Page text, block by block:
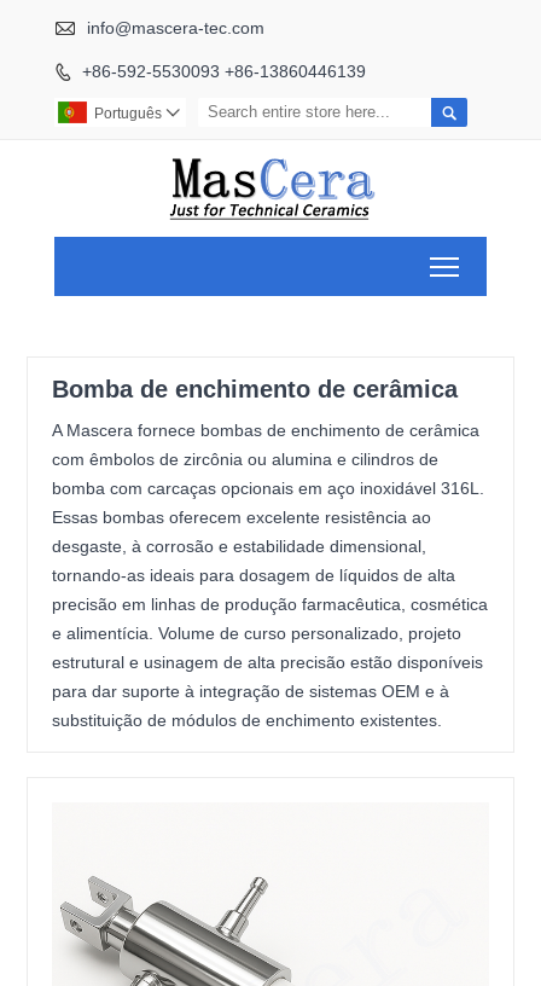
 info@mascera-tec.com
 +86-592-5530093 +86-13860446139

Português 
Bomba de enchimento de cerâmica
A Mascera fornece bombas de enchimento de cerâmica
com êmbolos de zircônia ou alumina e cilindros de
bomba com carcaças opcionais em aço inoxidável 316L.
Essas bombas oferecem excelente resistência ao
desgaste, à corrosão e estabilidade dimensional,
tornando-as ideais para dosagem de líquidos de alta
precisão em linhas de produção farmacêutica, cosmética
e alimentícia. Volume de curso personalizado, projeto
estrutural e usinagem de alta precisão estão disponíveis
para dar suporte à integração de sistemas OEM e à
substituição de módulos de enchimento existentes.